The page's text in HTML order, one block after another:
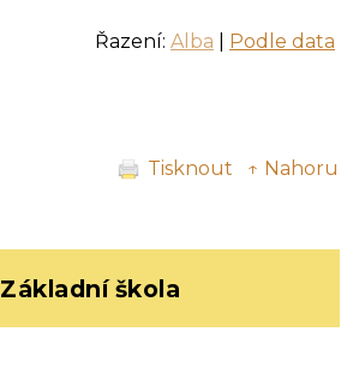
Řazení: Alba Podle data
Tisknout ↑ Nahoru
Základní škola